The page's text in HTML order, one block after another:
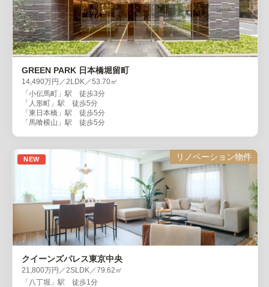
GREEN PARK 日本橋堀留町
14,490万円／2LDK／53.70㎡
「小伝馬町」駅 徒歩3分
「人形町」駅 徒歩5分
「東日本橋」駅 徒歩5分
「馬喰横山」駅 徒歩5分
NEW リノベーション物件
クイーンズパレス東京中央
21,800万円／2SLDK／79.62㎡
「八丁堀」駅 徒歩1分